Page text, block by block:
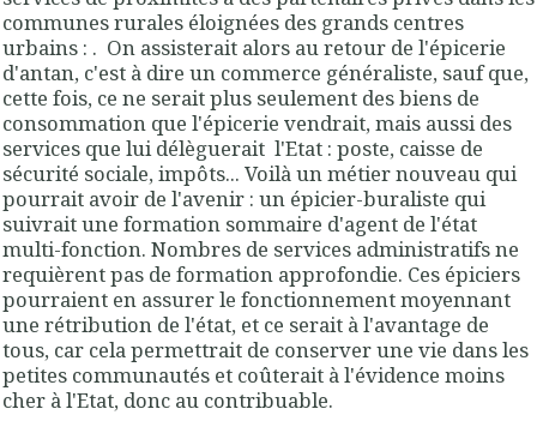
communes rurales éloignées des grands centres
urbains : . On assisterait alors au retour de l'épicerie
d'antan, c'est à dire un commerce généraliste, sauf que,
cette fois, ce ne serait plus seulement des biens de
consommation que l'épicerie vendrait, mais aussi des
services que lui délèguerait l'Etat : poste, caisse de
sécurité sociale, impôts... Voilà un métier nouveau qui
pourrait avoir de l'avenir : un épicier-buraliste qui
suivrait une formation sommaire d'agent de l'état
multi-fonction. Nombres de services administratifs ne
requièrent pas de formation approfondie. Ces épiciers
pourraient en assurer le fonctionnement moyennant
une rétribution de l'état, et ce serait à l'avantage de
tous, car cela permettrait de conserver une vie dans les
petites communautés et coûterait à l'évidence moins
cher à l'Etat, donc au contribuable.